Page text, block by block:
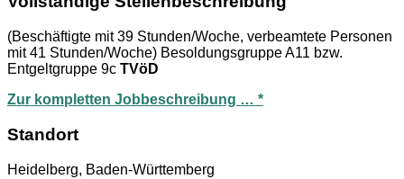
(Beschäftigte mit 39 Stunden/Woche, verbeamtete Personen
mit 41 Stunden/Woche) Besoldungsgruppe A11 bzw.
Entgeltgruppe 9c TVöD
Zur kompletten Jobbeschreibung … *
Standort
Heidelberg, Baden-Württemberg